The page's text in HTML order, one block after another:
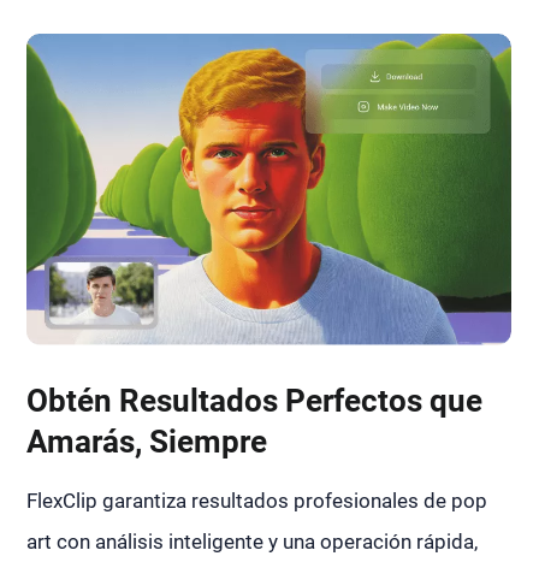
Obtén Resultados Perfectos que
Amarás, Siempre
FlexClip garantiza resultados profesionales de pop
art con análisis inteligente y una operación rápida,